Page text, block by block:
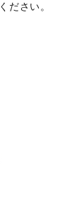
ださい。